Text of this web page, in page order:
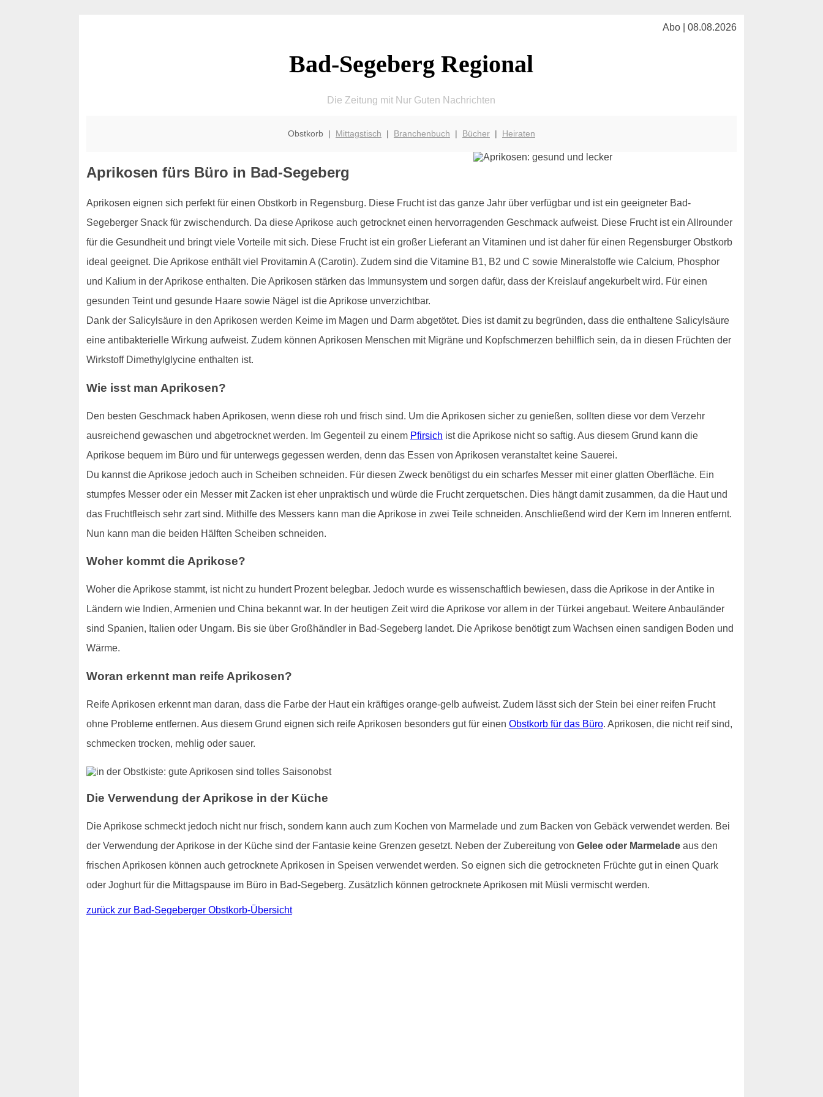
Abo | 08.08.2026
Bad-Segeberg Regional
Die Zeitung mit Nur Guten Nachrichten
Obstkorb | Mittagstisch | Branchenbuch | Bücher| Heiraten
Aprikosen fürs Büro in Bad-Segeberg
Aprikosen eignen sich perfekt für einen Obstkorb in Regensburg. Diese Frucht ist das ganze Jahr über verfügbar und ist ein geeigneter Bad-
Segeberger Snack für zwischendurch. Da diese Aprikose auch getrocknet einen hervorragenden Geschmack aufweist. Diese Frucht ist ein Allrounder
für die Gesundheit und bringt viele Vorteile mit sich. Diese Frucht ist ein großer Lieferant an Vitaminen und ist daher für einen Regensburger Obstkorb
ideal geeignet. Die Aprikose enthält viel Provitamin A (Carotin). Zudem sind die Vitamine B1, B2 und C sowie Mineralstoffe wie Calcium, Phosphor
und Kalium in der Aprikose enthalten. Die Aprikosen stärken das Immunsystem und sorgen dafür, dass der Kreislauf angekurbelt wird. Für einen
gesunden Teint und gesunde Haare sowie Nägel ist die Aprikose unverzichtbar.
Dank der Salicylsäure in den Aprikosen werden Keime im Magen und Darm abgetötet. Dies ist damit zu begründen, dass die enthaltene Salicylsäure
eine antibakterielle Wirkung aufweist. Zudem können Aprikosen Menschen mit Migräne und Kopfschmerzen behilflich sein, da in diesen Früchten der
Wirkstoff Dimethylglycine enthalten ist.
Wie isst man Aprikosen?
Den besten Geschmack haben Aprikosen, wenn diese roh und frisch sind. Um die Aprikosen sicher zu genießen, sollten diese vor dem Verzehr
ausreichend gewaschen und abgetrocknet werden. Im Gegenteil zu einem Pfirsich ist die Aprikose nicht so saftig. Aus diesem Grund kann die
Aprikose bequem im Büro und für unterwegs gegessen werden, denn das Essen von Aprikosen veranstaltet keine Sauerei.
Du kannst die Aprikose jedoch auch in Scheiben schneiden. Für diesen Zweck benötigst du ein scharfes Messer mit einer glatten Oberfläche. Ein
stumpfes Messer oder ein Messer mit Zacken ist eher unpraktisch und würde die Frucht zerquetschen. Dies hängt damit zusammen, da die Haut und
das Fruchtfleisch sehr zart sind. Mithilfe des Messers kann man die Aprikose in zwei Teile schneiden. Anschließend wird der Kern im Inneren entfernt.
Nun kann man die beiden Hälften Scheiben schneiden.
Woher kommt die Aprikose?
Woher die Aprikose stammt, ist nicht zu hundert Prozent belegbar. Jedoch wurde es wissenschaftlich bewiesen, dass die Aprikose in der Antike in
Ländern wie Indien, Armenien und China bekannt war. In der heutigen Zeit wird die Aprikose vor allem in der Türkei angebaut. Weitere Anbauländer
sind Spanien, Italien oder Ungarn. Bis sie über Großhändler in Bad-Segeberg landet. Die Aprikose benötigt zum Wachsen einen sandigen Boden und
Wärme.
Woran erkennt man reife Aprikosen?
Reife Aprikosen erkennt man daran, dass die Farbe der Haut ein kräftiges orange-gelb aufweist. Zudem lässt sich der Stein bei einer reifen Frucht
ohne Probleme entfernen. Aus diesem Grund eignen sich reife Aprikosen besonders gut für einen Obstkorb für das Büro. Aprikosen, die nicht reif sind,
schmecken trocken, mehlig oder sauer.
Die Verwendung der Aprikose in der Küche
Die Aprikose schmeckt jedoch nicht nur frisch, sondern kann auch zum Kochen von Marmelade und zum Backen von Gebäck verwendet werden. Bei
der Verwendung der Aprikose in der Küche sind der Fantasie keine Grenzen gesetzt. Neben der Zubereitung von Gelee oder Marmeladeaus den
frischen Aprikosen können auch getrocknete Aprikosen in Speisen verwendet werden. So eignen sich die getrockneten Früchte gut in einen Quark
oder Joghurt für die Mittagspause im Büro in Bad-Segeberg. Zusätzlich können getrocknete Aprikosen mit Müsli vermischt werden.
zurück zur Bad-Segeberger Obstkorb-Übersicht